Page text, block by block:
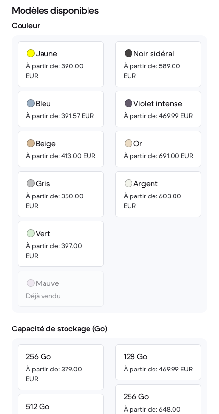
Modèles disponibles
Couleur
Jaune
À partir de: 390.00
EUR
Bleu
À partir de: 391.57 EUR
Beige
À partir de: 413.00 EUR
Gris
À partir de: 350.00
EUR
Vert
À partir de: 397.00
EUR
Mauve
Déjà vendu
Noir sidéral
À partir de: 589.00
EUR
Violet intense
À partir de: 469.99 EUR
Or
À partir de: 691.00 EUR
Argent
À partir de: 603.00
EUR
Capacité de stockage (Go)
256 Go
À partir de: 379.00
EUR
512 Go
128 Go
À partir de: 469.99 EUR
256 Go
À partir de: 648.00